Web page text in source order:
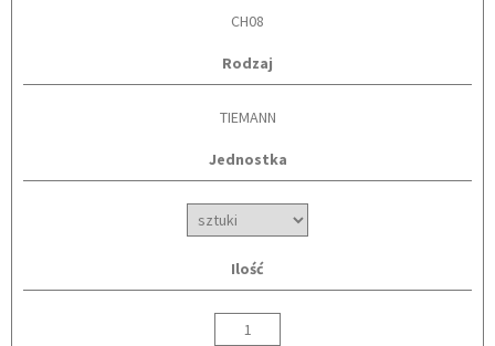
CH08
Rodzaj
TIEMANN
Jednostka
Ilość